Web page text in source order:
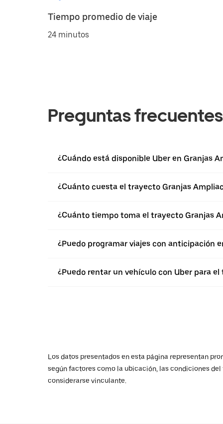
Tiempo promedio de viaje
24 minutos
Preguntas frecuentes
¿Cuándo está disponible Uber en Granjas
¿Cuánto cuesta el trayecto Granjas
¿Cuánto tiempo toma el trayecto Granjas
¿Puedo programar viajes con anticipación
¿Puedo rentar un vehículo con Uber para
Los datos presentados en esta página representan
según factores como la ubicación, las condiciones
considerarse vinculante.